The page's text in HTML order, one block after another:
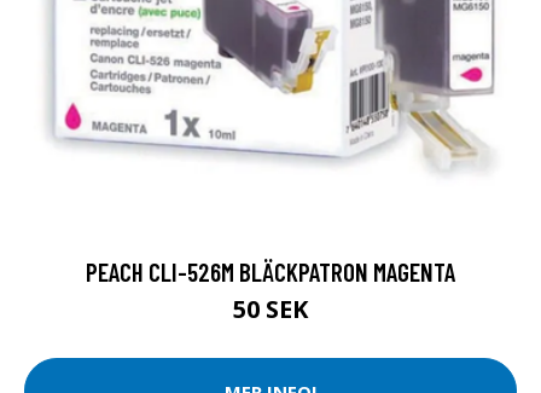
PEACH CLI-526M BLÄCKPATRON MAGENTA
50 SEK